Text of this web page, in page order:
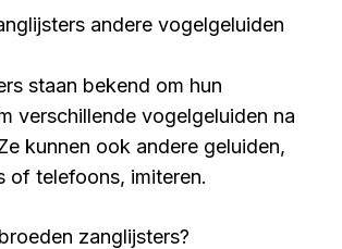
andere vogelgeluiden
staan bekend om hun
verschillende vogelgeluiden na
kunnen ook andere geluiden,
of telefoons, imiteren.
zanglijsters?